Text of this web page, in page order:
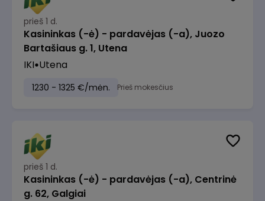
prieš 1 d.
Kasininkas (-ė) - pardavėjas (-a), Juozo
Bartašiaus g. 1, Utena
IKI Utena
1230 - 1325 €/mėn. Prieš mokesčius
prieš 1 d.
Kasininkas (-ė) - pardavėjas (-a), Centrinė
g. 62, Galgiai